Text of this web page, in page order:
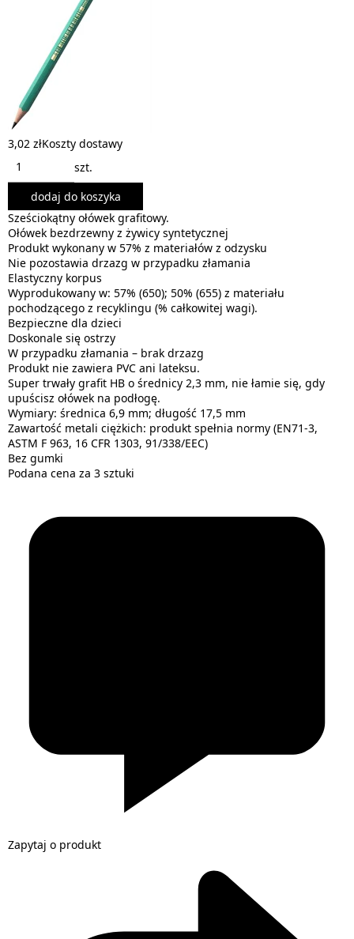
3,02 złKoszty dostawy
szt.
dodaj do koszyka
Sześciokątny ołówek grafitowy.
Ołówek bezdrzewny z żywicy syntetycznej
Produkt wykonany w 57% z materiałów z odzysku
Nie pozostawia drzazg w przypadku złamania
Elastyczny korpus
Wyprodukowany w: 57% (650); 50% (655) z materiału
pochodzącego z recyklingu (% całkowitej wagi).
Bezpieczne dla dzieci
Doskonale się ostrzy
W przypadku złamania – brak drzazg
Produkt nie zawiera PVC ani lateksu.
Super trwały grafit HB o średnicy 2,3 mm, nie łamie się, gdy
upuścisz ołówek na podłogę.
Wymiary: średnica 6,9 mm; długość 17,5 mm
Zawartość metali ciężkich: produkt spełnia normy (EN71-3,
ASTM F 963, 16 CFR 1303, 91/338/EEC)
Bez gumki
Podana cena za 3 sztuki
Zapytaj o produkt